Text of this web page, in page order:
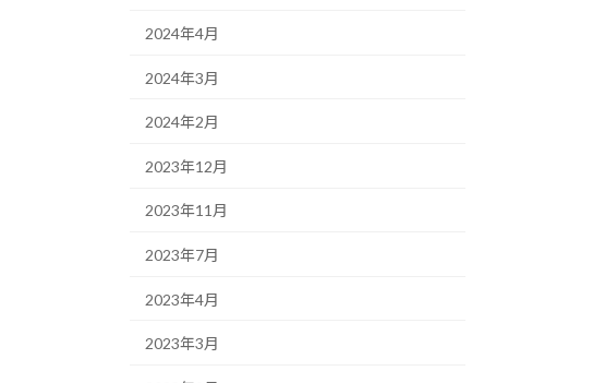
2024年4月
2024年3月
2024年2月
2023年12月
2023年11月
2023年7月
2023年4月
2023年3月